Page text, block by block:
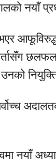
नयाँ
छलफल
नयाँ